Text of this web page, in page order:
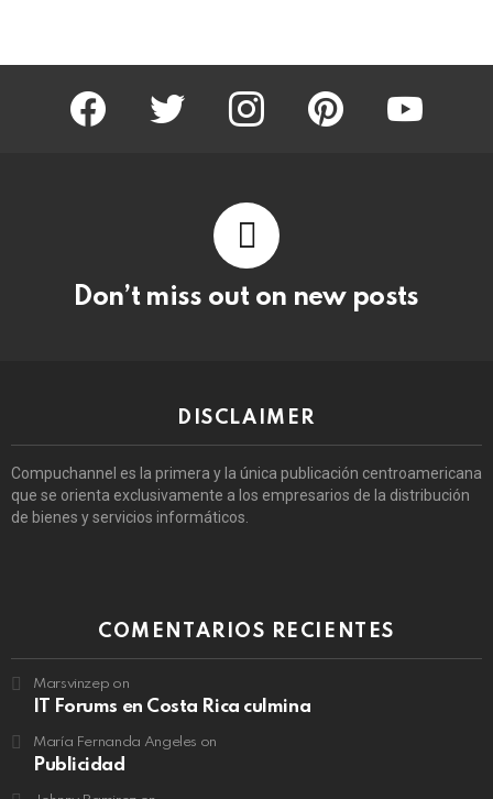
facebook twitter instagram pinterest youtube
Don’t miss out on new posts
DISCLAIMER
Compuchannel es la primera y la única publicación centroamericana
que se orienta exclusivamente a los empresarios de la distribución
de bienes y servicios informáticos.
COMENTARIOS RECIENTES
Marsvinzep on
IT Forums en Costa Rica culmina
María Fernanda Angeles on
Publicidad